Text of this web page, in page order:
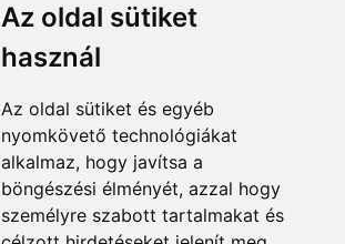
Az oldal sütiket
használ
Az oldal sütiket és egyéb
nyomkövető technológiákat
alkalmaz, hogy javítsa a
böngészési élményét, azzal hogy
személyre szabott tartalmakat és
from HUF23,960
Accepted payment methods